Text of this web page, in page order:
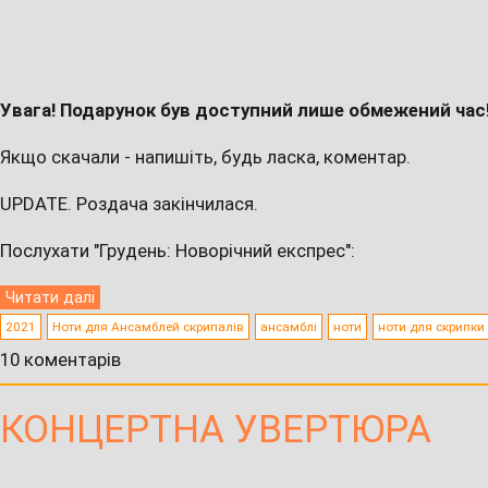
Увага! Подарунок був доступний лише обмежений
Якщо скачали - напишіть, будь ласка, коментар.
UPDATE. Роздача закінчилася.
Послухати "Грудень: Новорічний експрес":
Читати далі
2021 Ноти для Ансамблей скрипалів ансамблі ноти ноти для скрипки
10 коментарів
КОНЦЕРТНА УВЕРТЮРА